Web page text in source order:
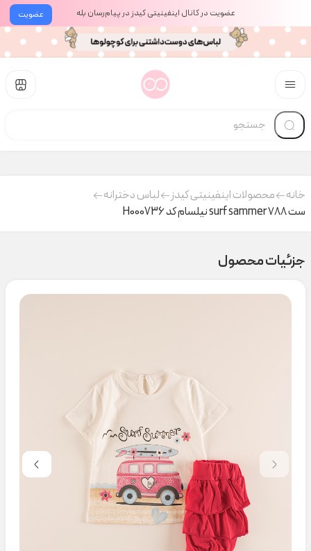
عضویت عضویت در کانال اینفینیتی کیدز در پیام‌رسان بله
خانه محصولات اینفینیتی کیدز
لباس دخترانه
ست surf sammer ۷۸۸ نیلسام کد H000736
جزئیات محصول